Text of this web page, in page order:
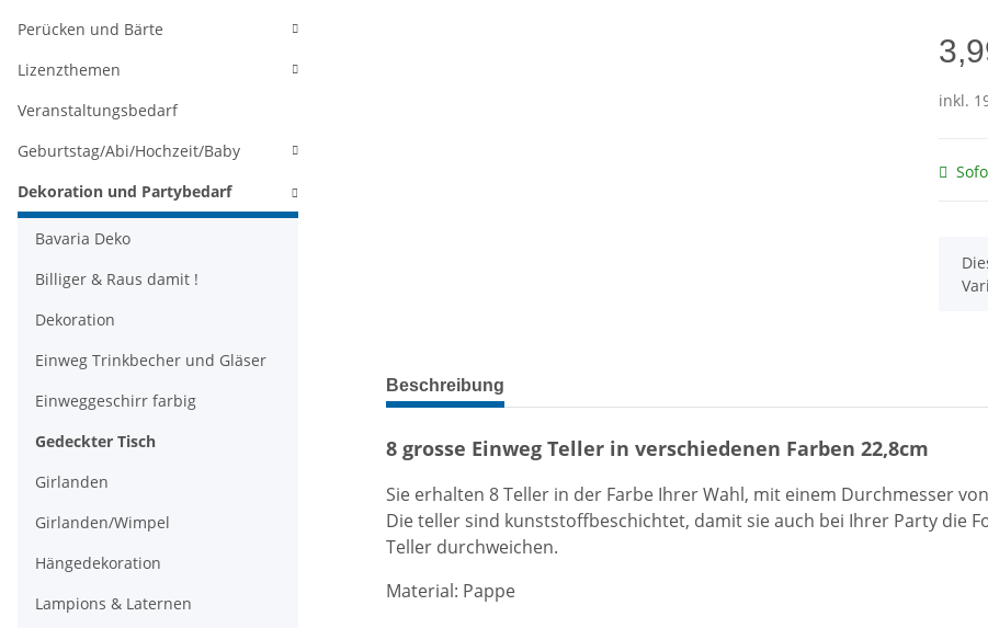
inkl.
x
weitere Registerkarten anzeigen
Beschreibung
8 grosse Einweg Teller in verschiedenen Farben 22,8cm
Sie erhalten 8 Teller in der Farbe Ihrer Wahl, mit einem Durchmesser
Die teller sind kunststoffbeschichtet, damit sie auch bei Ihrer Party die
Teller durchweichen.
Material: Pappe
Perücken und Bärte
Lizenzthemen
Veranstaltungsbedarf
Geburtstag/Abi/Hochzeit/Baby
Dekoration und Partybedarf
Bavaria Deko
Billiger & Raus damit !
Dekoration
Einweg Trinkbecher und Gläser
Einweggeschirr farbig
Gedeckter Tisch
Girlanden
Girlanden/Wimpel
Hängedekoration
Lampions & Laternen